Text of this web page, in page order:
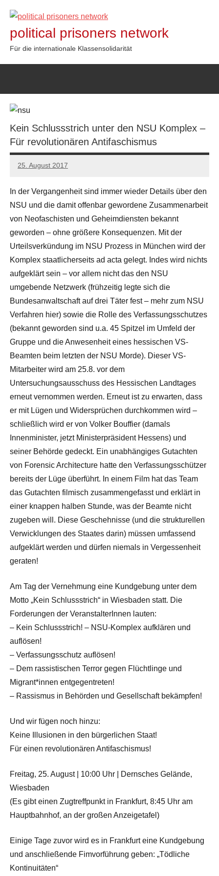
Inhalt
springen
political prisoners network
Für die internationale Klassensolidarität
Kein Schlussstrich unter den NSU Komplex –
Für revolutionären Antifaschismus
25. August 2017
admin
In der Vergangenheit sind immer wieder Details über den
NSU und die damit offenbar gewordene Zusammenarbeit
von Neofaschisten und Geheimdiensten bekannt
geworden – ohne größere Konsequenzen. Mit der
Urteilsverkündung im NSU Prozess in München wird der
Komplex staatlicherseits ad acta gelegt. Indes wird nichts
aufgeklärt sein – vor allem nicht das den NSU
umgebende Netzwerk (frühzeitig legte sich die
Bundesanwaltschaft auf drei Täter fest – mehr zum NSU
Verfahren hier) sowie die Rolle des Verfassungsschutzes
(bekannt geworden sind u.a. 45 Spitzel im Umfeld der
Gruppe und die Anwesenheit eines hessischen VS-
Beamten beim letzten der NSU Morde). Dieser VS-
Mitarbeiter wird am 25.8. vor dem
Untersuchungsausschuss des Hessischen Landtages
erneut vernommen werden. Erneut ist zu erwarten, dass
er mit Lügen und Widersprüchen durchkommen wird –
schließlich wird er von Volker Bouffier (damals
Innenminister, jetzt Ministerpräsident Hessens) und
seiner Behörde gedeckt. Ein unabhängiges Gutachten
von Forensic Architecture hatte den Verfassungsschützer
bereits der Lüge überführt. In einem Film hat das Team
das Gutachten filmisch zusammengefasst und erklärt in
einer knappen halben Stunde, was der Beamte nicht
zugeben will. Diese Geschehnisse (und die strukturellen
Verwicklungen des Staates darin) müssen umfassend
aufgeklärt werden und dürfen niemals in Vergessenheit
geraten!
Am Tag der Vernehmung eine Kundgebung unter dem
Motto „Kein Schlussstrich“ in Wiesbaden statt. Die
Forderungen der VeranstalterInnen lauten:
– Kein Schlussstrich! – NSU-Komplex aufklären und
auflösen!
– Verfassungsschutz auflösen!
– Dem rassistischen Terror gegen Flüchtlinge und
Migrant*innen entgegentreten!
– Rassismus in Behörden und Gesellschaft bekämpfen!
Und wir fügen noch hinzu:
Keine Illusionen in den bürgerlichen Staat!
Für einen revolutionären Antifaschismus!
Freitag, 25. August | 10:00 Uhr | Dernsches Gelände,
Wiesbaden
(Es gibt einen Zugtreffpunkt in Frankfurt, 8:45 Uhr am
Hauptbahnhof, an der großen Anzeigetafel)
Einige Tage zuvor wird es in Frankfurt eine Kundgebung
und anschließende Fimvorführung geben: „Tödliche
Kontinuitäten“